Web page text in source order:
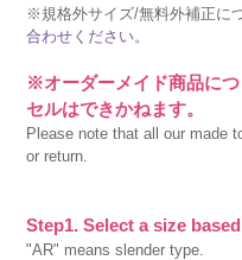
※規格外サイズ/無料外補正に
合わせください。
※オーダーメイド商品に
セルはできかねます。
Please note that all our made
or return.
Step1. Select a size
"AR" means slender type.